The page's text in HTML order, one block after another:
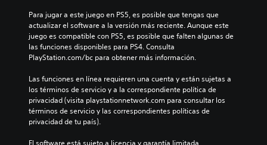
Para jugar a este juego en PS5, es posible que tengas que
actualizar el software a la versión más reciente. Aunque este
juego es compatible con PS5, es posible que falten algunas de
las funciones disponibles para PS4. Consulta
PlayStation.com/bc para obtener más información.
Las funciones en línea requieren una cuenta y están sujetas a
los términos de servicio y a la correspondiente política de
privacidad (visita playstationnetwork.com para consultar los
términos de servicio y las correspondientes políticas de
privacidad de tu país).